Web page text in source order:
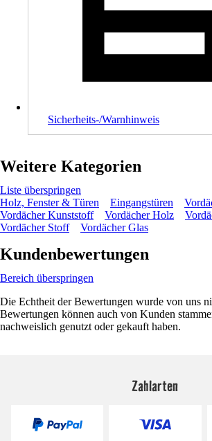
Sicherheits-/Warnhinweis
Weitere Kategorien
Liste überspringen
Holz, Fenster & Türen
Eingangstüren
Vordächer Kunststoff
Vordächer Holz
Vordächer Stoff
Vordächer Glas
Kundenbewertungen
Bereich überspringen
Die Echtheit der Bewertungen wurde von uns
Bewertungen können auch von Kunden
nachweislich genutzt oder gekauft haben.
Zahlarten